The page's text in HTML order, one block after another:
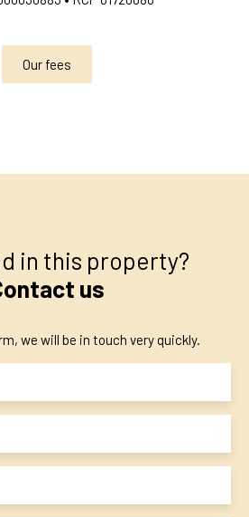
Our fees
in this property?
us
we will be in touch very quickly.